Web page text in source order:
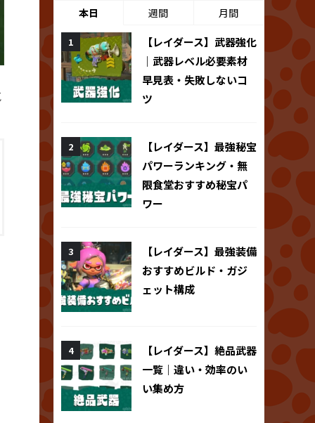
本日 週間 月間
【レイダース】武器強化
｜武器レベル必要素材
早見表・失敗しないコ
ツ
【レイダース】最強秘宝
パワーランキング・無
限食堂おすすめ秘宝パ
ワー
【レイダース】最強装備
おすすめビルド・ガジ
ェット構成
【レイダース】絶品武器
一覧｜違い・効率のい
い集め方